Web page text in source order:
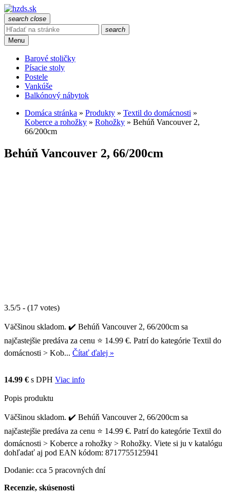
search close
search
Menu
Barové stoličky
Písacie stoly
Postele
Vankúše
Balkónový nábytok
Domáca stránka » Produkty » Textil do domácnosti »
Koberce a rohožky » Rohožky » Behúň Vancouver 2,
66/200cm
Behúň Vancouver 2, 66/200cm
3.5/5 - (17 votes)
Väčšinou skladom. ✔️ Behúň Vancouver 2, 66/200cm sa
najčastejšie predáva za cenu ⭐ 14.99 €. Patrí do kategórie Textil do
domácnosti > Kob... Čítať ďalej »
14.99 € s DPH Viac info
Popis produktu
Väčšinou skladom. ✔️ Behúň Vancouver 2, 66/200cm sa
najčastejšie predáva za cenu ⭐ 14.99 €. Patrí do kategórie Textil do
domácnosti > Koberce a rohožky > Rohožky. Viete si ju v katalógu
dohľadať aj pod EAN kódom: 8717755125941
Dodanie: cca 5 pracovných dní
Recenzie, skúsenosti